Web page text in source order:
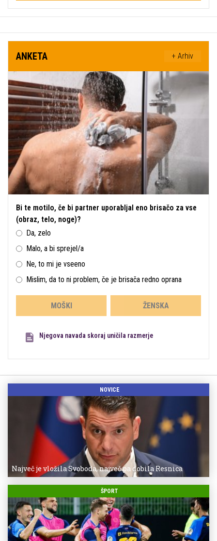
ANKETA + Arhiv
Bi te motilo, če bi partner uporabljal eno brisačo za vse
(obraz, telo, noge)?
Da, zelo
Malo, a bi sprejel/a
Ne, to mi je vseeno
Mislim, da to ni problem, če je brisača redno oprana
MOŠKI ŽENSKA
Njegova navada skoraj uničila razmerje
NOVICE
Največ je vložila Svoboda, največ pa dobila Resnica
ŠPORT